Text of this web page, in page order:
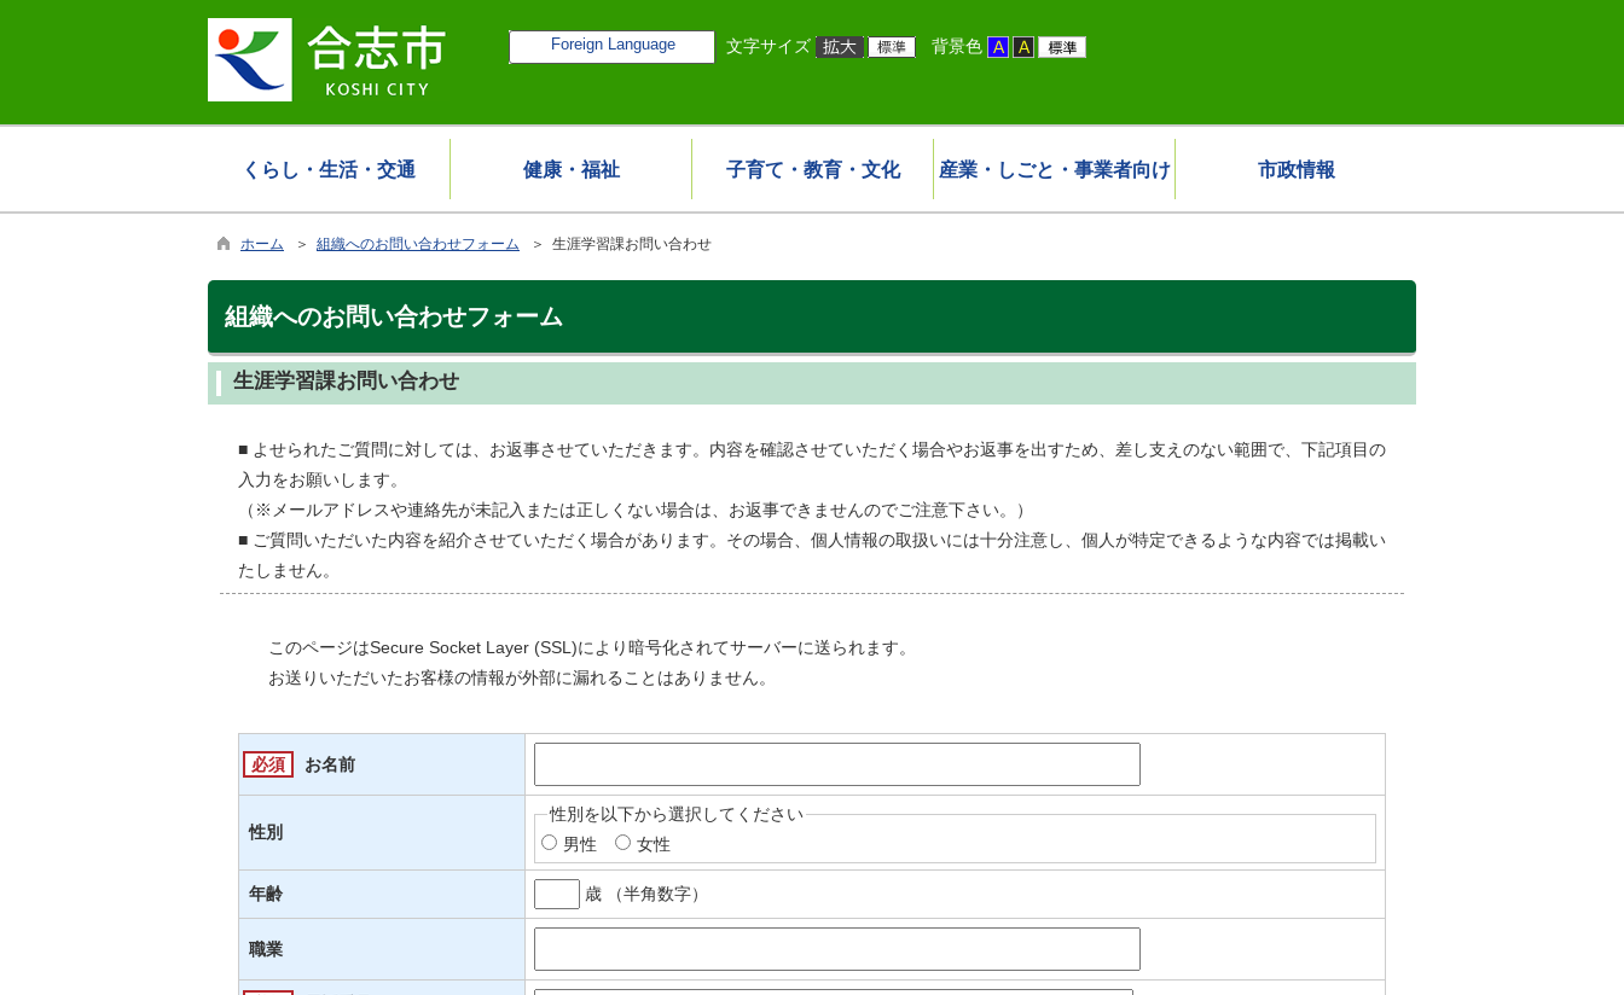
Foreign Language 文字サイズ 背景色
くらし・生活・交通 健康・福祉 子育て・教育・文化 産業・しごと・事業者向け 市政情報
ホーム ＞ 組織へのお問い合わせフォーム ＞ 生涯学習課お問い合わせ
組織へのお問い合わせフォーム
生涯学習課お問い合わせ
■ よせられたご質問に対しては、お返事させていただきます。内容を確認させていただく場合やお返事を出すため、差し支えのない範囲で、下記項目の
入力をお願いします。
（※メールアドレスや連絡先が未記入または正しくない場合は、お返事できませんのでご注意下さい。）
■ ご質問いただいた内容を紹介させていただく場合があります。その場合、個人情報の取扱いには十分注意し、個人が特定できるような内容では掲載い
たしません。
このページはSecure Socket Layer (SSL)により暗号化されてサーバーに送られます。
お送りいただいたお客様の情報が外部に漏れることはありません。
必須 お名前
性別
性別を以下から選択してください
男性
女性
年齢 歳 （半角数字）
職業